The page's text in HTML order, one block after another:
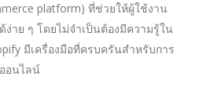
platform) ที่ช่วยให้ผู้ใช้งาน
าย ๆ โดยไม่จำเป็นต้องมีความรู้ใน
มีเครื่องมือที่ครบครันสำหรับการ
อนไลน์